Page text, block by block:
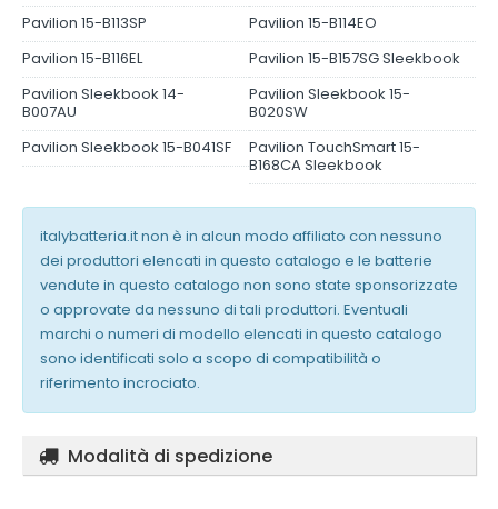
Pavilion 15-B113SP
Pavilion 15-B114EO
Pavilion 15-B116EL
Pavilion 15-B157SG Sleekbook
Pavilion Sleekbook 14-
B007AU
Pavilion Sleekbook 15-
B020SW
Pavilion Sleekbook 15-B041SF
Pavilion TouchSmart 15-
B168CA Sleekbook
italybatteria.it non è in alcun modo affiliato con nessuno
dei produttori elencati in questo catalogo e le batterie
vendute in questo catalogo non sono state sponsorizzate
o approvate da nessuno di tali produttori. Eventuali
marchi o numeri di modello elencati in questo catalogo
sono identificati solo a scopo di compatibilità o
riferimento incrociato.
Modalità di spedizione